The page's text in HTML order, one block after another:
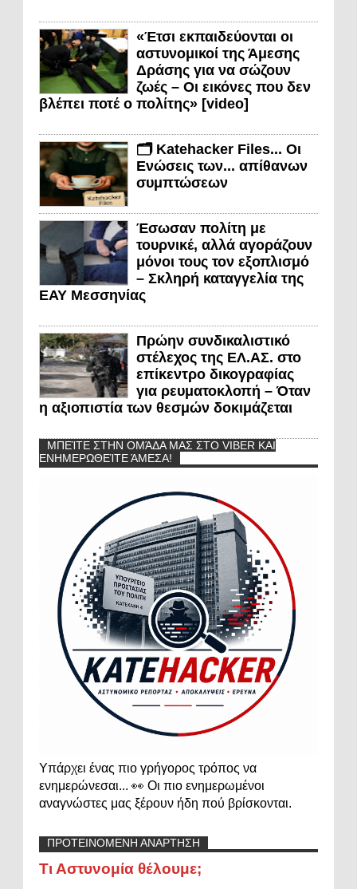
«Έτσι εκπαιδεύονται οι
αστυνομικοί της Άμεσης
Δράσης για να σώζουν
ζωές – Οι εικόνες που δεν
βλέπει ποτέ ο πολίτης» [video]
🗂️ Katehacker Files... Οι
Ενώσεις των... απίθανων
συμπτώσεων
Έσωσαν πολίτη με
τουρνικέ, αλλά αγοράζουν
μόνοι τους τον εξοπλισμό
– Σκληρή καταγγελία της
ΕΑΥ Μεσσηνίας
Πρώην συνδικαλιστικό
στέλεχος της ΕΛ.ΑΣ. στο
επίκεντρο δικογραφίας
για ρευματοκλοπή – Όταν
η αξιοπιστία των θεσμών δοκιμάζεται
ΜΠΕΊΤΕ ΣΤΗΝ ΟΜΆΔΑ ΜΑΣ ΣΤΟ VIBER ΚΑΙ
ΕΝΗΜΕΡΩΘΕΊΤΕ ΆΜΕΣΑ!
Υπάρχει ένας πιο γρήγορος τρόπος να
ενημερώνεσαι... 👀 Οι πιο ενημερωμένοι
αναγνώστες μας ξέρουν ήδη πού βρίσκονται.
ΠΡΟΤΕΙΝΟΜΕΝΗ ΑΝΑΡΤΗΣΗ
Τι Αστυνομία θέλουμε;